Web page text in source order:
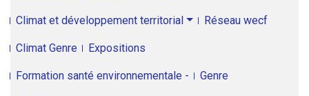
Climat et développement territorial Réseau wecf
Climat Genre Expositions
Formation santé environnementale - Genre